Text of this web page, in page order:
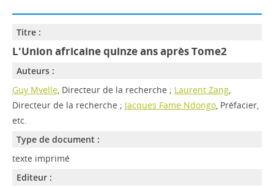
Titre :
L'Union africaine quinze ans après Tome2
Auteurs :
Guy Mvelle, Directeur de la recherche ; Laurent Zang,
Directeur de la recherche ; Jacques Fame Ndongo, Préfacier,
etc.
Type de document :
texte imprimé
Editeur :